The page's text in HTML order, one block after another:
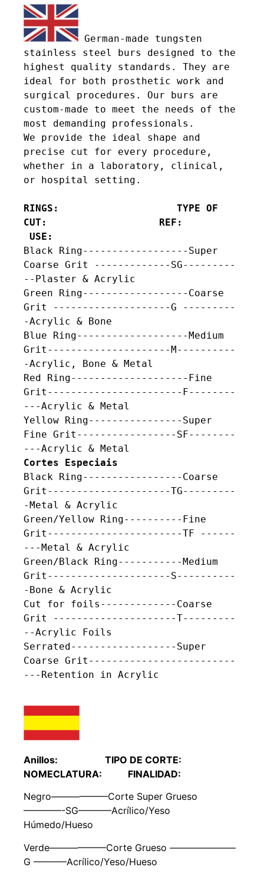
German-made tungsten
stainless steel burs designed to the
highest quality standards. They are
ideal for both prosthetic work and
surgical procedures. Our burs are
custom-made to meet the needs of the
most demanding professionals.
We provide the ideal shape and
precise cut for every procedure,
whether in a laboratory, clinical,
or hospital setting.
RINGS:                    TYPE OF
CUT:                   REF:
USE:
Black Ring------------------Super
Coarse Grit -------------SG---------
--Plaster & Acrylic
Green Ring------------------Coarse
Grit --------------------G ---------
-Acrylic & Bone
Blue Ring-------------------Medium
Grit---------------------M----------
-Acrylic, Bone & Metal
Red Ring--------------------Fine
Grit-----------------------F--------
---Acrylic & Metal
Yellow Ring----------------Super
Fine Grit-----------------SF--------
Cortes Especiais
Black Ring-----------------Coarse
Grit---------------------TG---------
-Metal & Acrylic
Green/Yellow Ring----------Fine
Grit-----------------------TF ------
---Metal & Acrylic
Green/Black Ring-----------Medium
Grit---------------------S----------
-Bone & Acrylic
Cut for foils-------------Coarse
Grit ---------------------T---------
--Acrylic Foils
Serrated------------------Super
Coarse Grit-------------------------
---Retention in Acrylic
Anillos: TIPO DE CORTE:
NOMECLATURA: FINALIDAD:
Negro——————Corte Super Grueso
————-SG———–Acrílico/Yeso
Húmedo/Hueso
Verde——————Corte Grueso ———————
G ———–Acrílico/Yeso/Hueso